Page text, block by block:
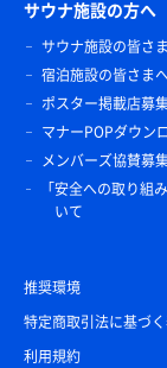
サウナ施設の方へ
サウナ施設の皆さ
宿泊施設の皆さま
ポスター掲載店募
マナーPOPダウン
メンバーズ協賛募
「安全への取り組
いて
推奨環境
特定商取引法に基づ
利用規約